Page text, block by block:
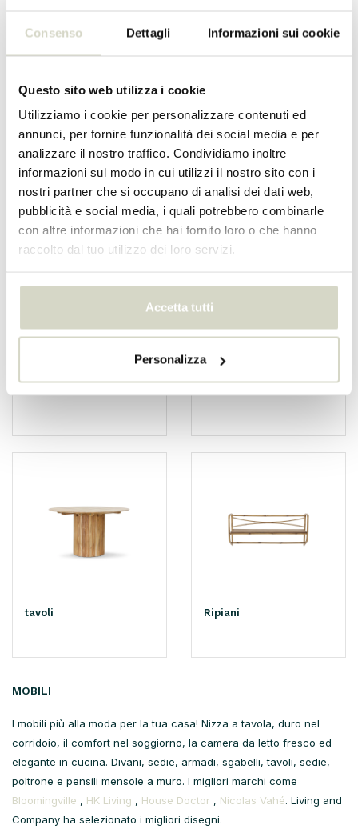
Consenso Dettagli Informazioni sui cookie
Questo sito web utilizza i cookie
Utilizziamo i cookie per personalizzare contenuti ed
annunci, per fornire funzionalità dei social media e per
analizzare il nostro traffico. Condividiamo inoltre
informazioni sul modo in cui utilizzi il nostro sito con i
nostri partner che si occupano di analisi dei dati web,
pubblicità e social media, i quali potrebbero combinarle
con altre informazioni che hai fornito loro o che hanno
raccolto dal tuo utilizzo dei loro servizi.
Accetta tutti
Personalizza
sgabelli Pouf
tavoli Ripiani
MOBILI
I mobili più alla moda per la tua casa! Nizza a tavola, duro nel
corridoio, il comfort nel soggiorno, la camera da letto fresco ed
elegante in cucina. Divani, sedie, armadi, sgabelli, tavoli, sedie,
poltrone e pensili mensole a muro. I migliori marchi come
Bloomingville , HK Living , House Doctor , Nicolas Vahé. Living and
Company ha selezionato i migliori disegni.